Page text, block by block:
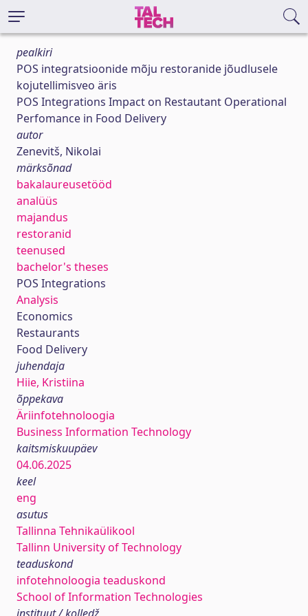
pealkiri
POS integratsioonide mõju restoranide jõudlusele
kojutellimisveo äris
POS Integrations Impact on Restautant Operational
Perfomance in Food Delivery
autor
Zenevitš, Nikolai
märksõnad
bakalaureusetööd
analüüs
majandus
restoranid
teenused
bachelor's theses
POS Integrations
Analysis
Economics
Restaurants
Food Delivery
juhendaja
Hiie, Kristiina
õppekava
Äriinfotehnoloogia
Business Information Technology
kaitsmiskuupäev
04.06.2025
keel
eng
asutus
Tallinna Tehnikaülikool
Tallinn University of Technology
teaduskond
infotehnoloogia teaduskond
School of Information Technologies